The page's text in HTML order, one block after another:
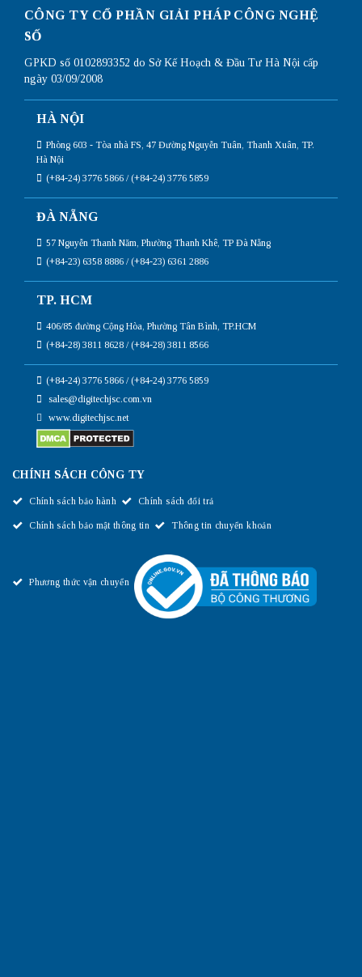
CÔNG TY CỔ PHẦN GIẢI PHÁP CÔNG NGHỆ
SỐ
GPKD số 0102893352 do Sở Kế Hoạch & Đầu Tư Hà Nội cấp
ngày 03/09/2008
HÀ NỘI
Phòng 603 - Tòa nhà FS, 47 Đường Nguyễn Tuân, Thanh Xuân, TP.
Hà Nội
(+84-24) 3776 5866 / (+84-24) 3776 5859
ĐÀ NẴNG
57 Nguyễn Thanh Năm, Phường Thanh Khê, TP Đà Nẵng
(+84-23) 6358 8886 / (+84-23) 6361 2886
TP. HCM
406/85 đường Cộng Hòa, Phường Tân Bình, TP.HCM
(+84-28) 3811 8628 / (+84-28) 3811 8566
(+84-24) 3776 5866 / (+84-24) 3776 5859
sales@digitechjsc.com.vn
www.digitechjsc.net
CHÍNH SÁCH CÔNG TY
Chính sách bảo hành Chính sách đổi trả
Chính sách bảo mật thông tin Thông tin chuyển khoản
Phương thức vận chuyển